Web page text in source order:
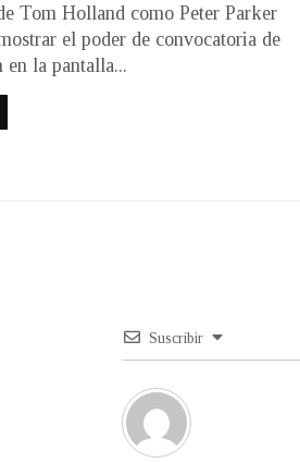
Tom Holland como Peter Parker
el poder de convocatoria de
en la pantalla...
Suscribir